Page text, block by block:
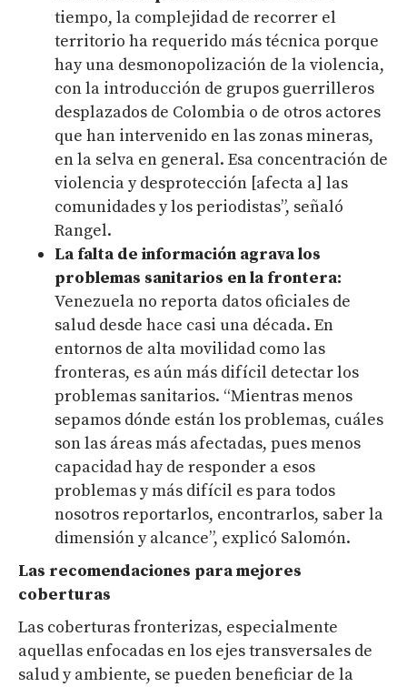
tiempo, la complejidad de recorrer el
territorio ha requerido más técnica porque
hay una desmonopolización de la violencia,
con la introducción de grupos guerrilleros
desplazados de Colombia o de otros actores
que han intervenido en las zonas mineras,
en la selva en general. Esa concentración de
violencia y desprotección [afecta a] las
comunidades y los periodistas”, señaló
Rangel.
La falta de información agrava los
problemas sanitarios en la frontera:
Venezuela no reporta datos oficiales de
salud desde hace casi una década. En
entornos de alta movilidad como las
fronteras, es aún más difícil detectar los
problemas sanitarios. “Mientras menos
sepamos dónde están los problemas, cuáles
son las áreas más afectadas, pues menos
capacidad hay de responder a esos
problemas y más difícil es para todos
nosotros reportarlos, encontrarlos, saber la
dimensión y alcance”, explicó Salomón.
Las recomendaciones para mejores
coberturas
Las coberturas fronterizas, especialmente
aquellas enfocadas en los ejes transversales de
salud y ambiente, se pueden beneficiar de la